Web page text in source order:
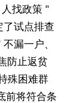
找政策 "
了试点排查
漏一户、
防止返贫
殊困难群
前将符合条